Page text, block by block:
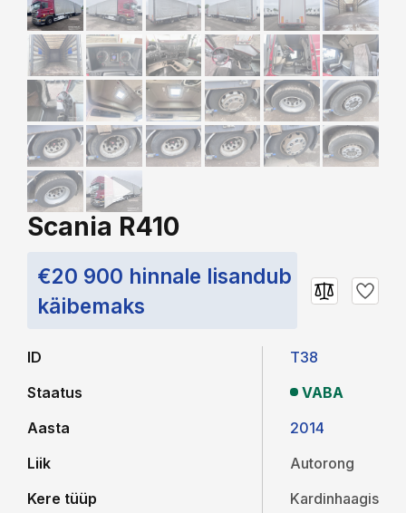
Scania R410
€20 900 hinnale lisandub
käibemaks
ID
Staatus
Aasta
Liik
Kere tüüp
T38
VABA
2014
Autorong
Kardinhaagis